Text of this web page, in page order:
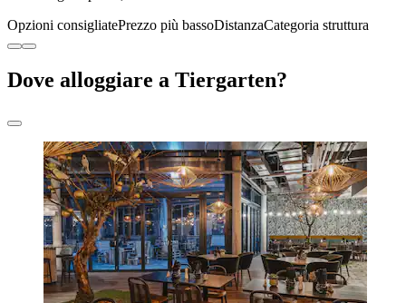
Opzioni consigliatePrezzo più bassoDistanzaCategoria struttura
Dove alloggiare a Tiergarten?